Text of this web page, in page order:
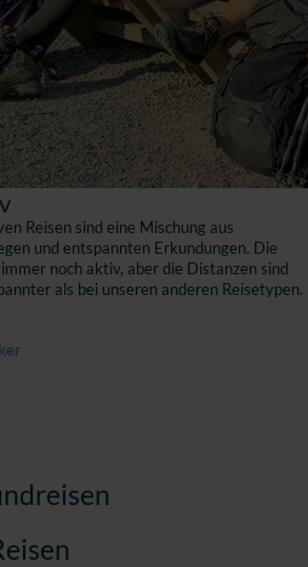
Reisen sind eine Mischung aus
und entspannten Erkundungen. Die
noch aktiv, aber die Distanzen sind
als bei unseren anderen Reisetypen.